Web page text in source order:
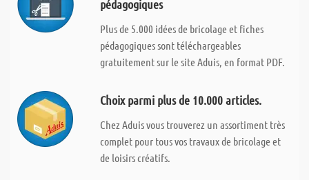
pédagogiques
Plus de 5.000 idées de bricolage et fiches
pédagogiques sont téléchargeables
gratuitement sur le site Aduis, en format PDF.
Choix parmi plus de 10.000 articles.
Chez Aduis vous trouverez un assortiment très
complet pour tous vos travaux de bricolage et
de loisirs créatifs.